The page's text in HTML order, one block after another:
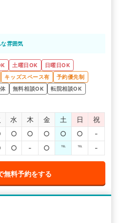
雰囲気
土曜日OK
日曜日OK
キッズスペース有
予約優先制
無料相談OK
転院相談OK
水 木 金 土 日
祝
○ ○ ○ ○ ○
-
○ - ○ ℡ ℡ -
無料予約をする